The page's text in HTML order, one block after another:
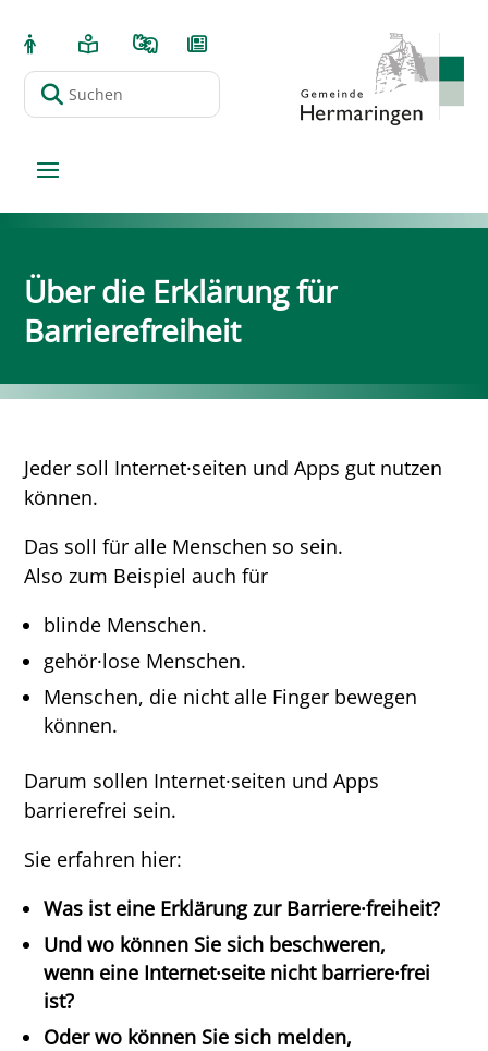
Über die Erklärung für
Barrierefreiheit
Jeder soll Internet·seiten und Apps gut nutzen
können.
Das soll für alle Menschen so sein.
Also zum Beispiel auch für
blinde Menschen.
gehör·lose Menschen.
Menschen, die nicht alle Finger bewegen
können.
Darum sollen Internet·seiten und Apps
barrierefrei sein.
Sie erfahren hier:
Was ist eine Erklärung zur Barriere·freiheit?
Und wo können Sie sich beschweren,
wenn eine Internet·seite nicht barriere·frei
ist?
Oder wo können Sie sich melden,